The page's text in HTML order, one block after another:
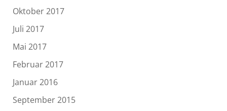
Oktober 2017
Juli 2017
Mai 2017
Februar 2017
Januar 2016
September 2015